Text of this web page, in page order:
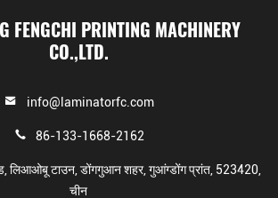
FENGCHI PRINTING MACHINERY
CO.,LTD.
info@laminatorfc.com
86-133-1668-2162
लिआओबू टाउन, डोंगगुआन शहर, गुआंग्डोंग प्रांत, 523420,
चीन